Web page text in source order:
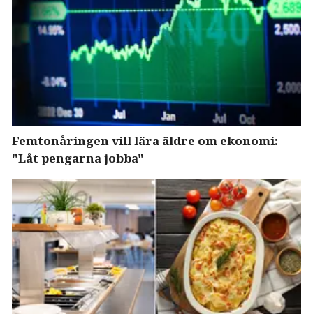
Femtonåringen vill lära äldre om ekonomi:
"Låt pengarna jobba"